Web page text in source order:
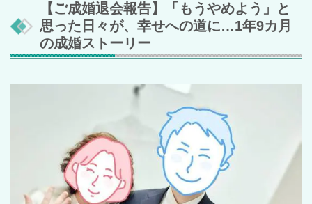
【ご成婚退会報告】「もうやめよう」と
思った日々が、幸せへの道に…1年9カ月
の成婚ストーリー